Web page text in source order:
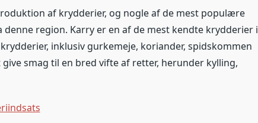
af krydderier, og nogle af de mest populære
region. Karry er en af de mest kendte krydderier i
inklusiv gurkemeje, koriander, spidskommen
smag til en bred vifte af retter, herunder kylling,